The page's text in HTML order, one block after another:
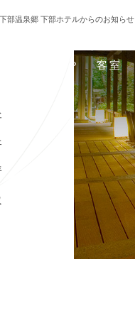
部温泉郷 下部ホテルからのお知らせ
TOP 客室